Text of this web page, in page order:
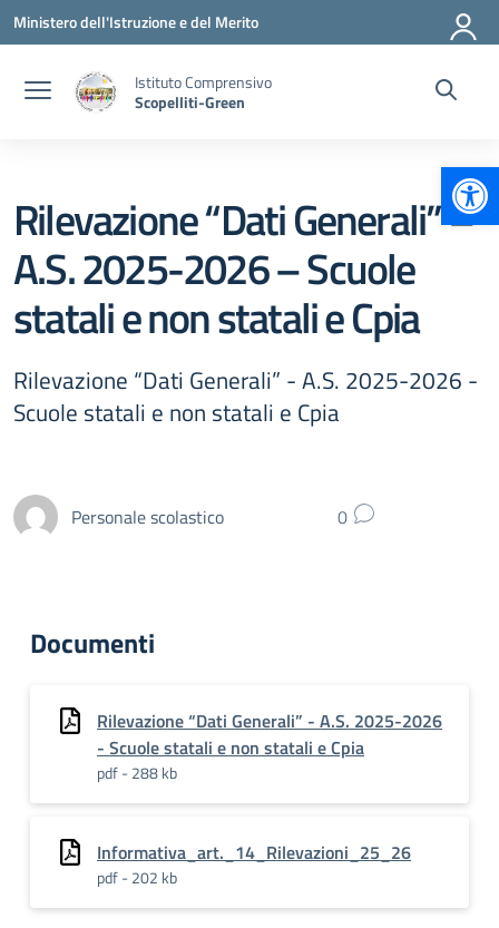
Vai ai contenuti
Vai al menu di navigazione
Vai al footer
Ministero dell'Istruzione e del Merito
Istituto Comprensivo
Scopelliti-Green
Rilevazione “Dati Generali” –
A.S. 2025-2026 – Scuole
statali e non statali e Cpia
Rilevazione “Dati Generali” - A.S. 2025-2026 -
Scuole statali e non statali e Cpia
Personale scolastico 0
Documenti
Rilevazione “Dati Generali” - A.S. 2025-2026
- Scuole statali e non statali e Cpia
pdf - 288 kb
Informativa_art._14_Rilevazioni_25_26
pdf - 202 kb